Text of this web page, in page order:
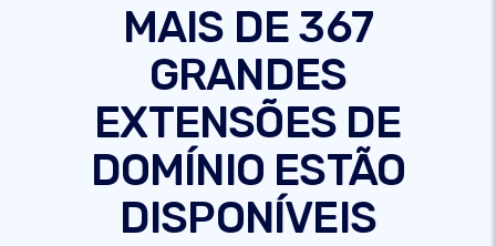
MAIS DE 367
GRANDES
EXTENSÕES DE
DOMÍNIO ESTÃO
DISPONÍVEIS